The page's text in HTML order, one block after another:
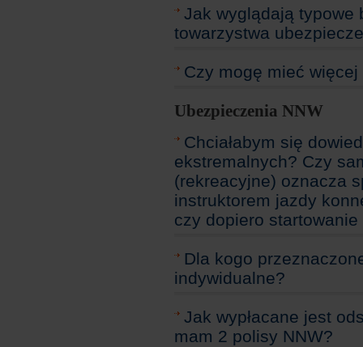
Jak wyglądają typowe
towarzystwa
Czy mogę mieć
Ubezpieczenia NNW
Chciałabym się
ekstremalnych? Czy
(rekreacyjne) oznacza
instruktorem jazdy
czy dopiero
Dla kogo
indywidualne?
Jak wypłacane jest
mam 2 polisy NNW?